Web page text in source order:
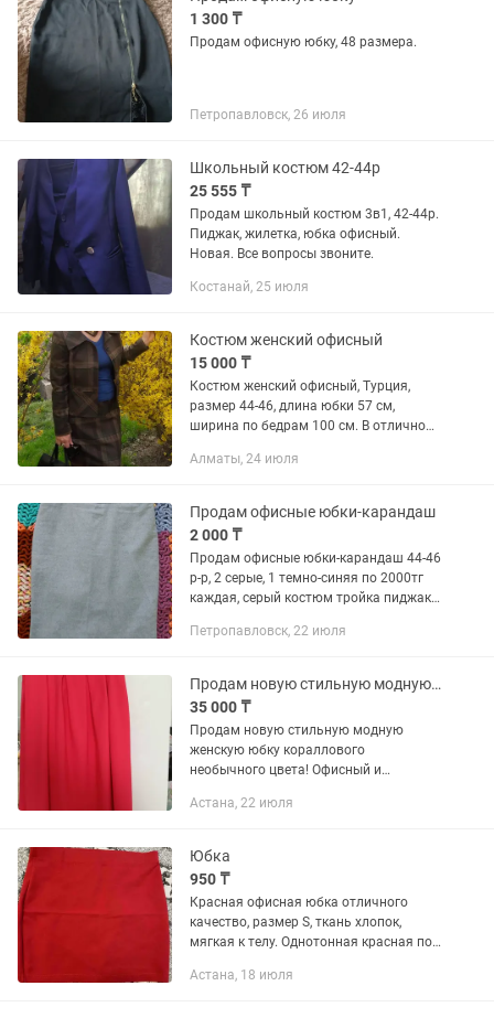
1 300 ₸
Продам офисную юбку, 48 размера.
Петропавловск, 26 июля
Школьный костюм 42-44р
25 555 ₸
Продам школьный костюм 3в1, 42-44р.
Пиджак, жилетка, юбка офисный.
Новая. Все вопросы звоните.
Костанай, 25 июля
Костюм женский офисный
15 000 ₸
Костюм женский офисный, Турция,
размер 44-46, длина юбки 57 см,
ширина по бедрам 100 см. В отличном
Алматы, 24 июля
Продам офисные юбки-карандаш
2 000 ₸
Продам офисные юбки-карандаш 44-46
р-р, 2 серые, 1 темно-синяя по 2000тг
каждая, серый костюм тройка пиджак,
теплые светло-серые брюки клеш от
Петропавловск, 22 июля
Продам новую стильную модную юбку!
35 000 ₸
Продам новую стильную модную
женскую юбку кораллового
необычного цвета! Офисный и
Турция. Кто любит яркие и необычные
Астана, 22 июля
Юбка
950 ₸
Красная офисная юбка отличного
качество, размер S, ткань хлопок,
мягкая к телу. Однотонная красная по
юбка с цветочным принтом. Подойдет
Астана, 18 июля